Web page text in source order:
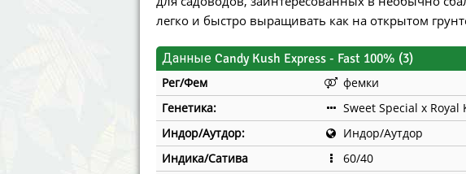
легко и быстро выращивать как на открытом
Данные Candy Kush Express - Fast 100% (3)
Рег/Фем
фемки
Генетика:
Sweet Special x Royal
Индор/Аутдор:
Индор/Аутдор
Индика/Сатива
60/40